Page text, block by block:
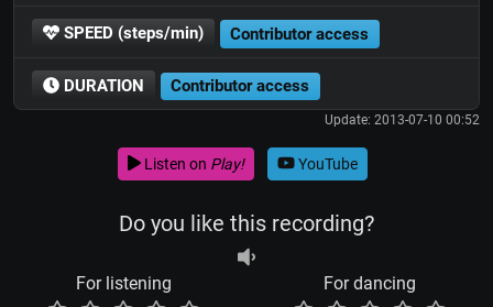
SPEED (steps/min) Contributor access
DURATION Contributor access
Update: 2013-07-10 00:52
Listen on Play! YouTube
Do you like this recording?
For listening For dancing